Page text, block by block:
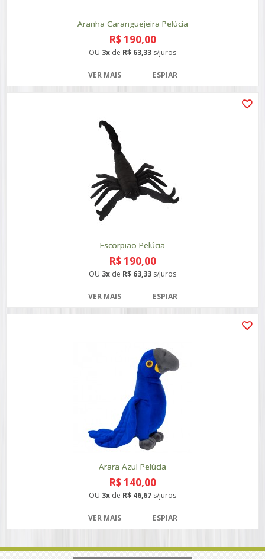
Aranha Caranguejeira Pelúcia
R$ 190,00
OU 3x de R$ 63,33 s/juros
VER MAIS ESPIAR
Escorpião Pelúcia
R$ 190,00
OU 3x de R$ 63,33 s/juros
VER MAIS ESPIAR
Arara Azul Pelúcia
R$ 140,00
OU 3x de R$ 46,67 s/juros
VER MAIS ESPIAR